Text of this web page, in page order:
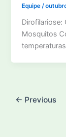
Equipe/
Dirofilariose:
Mosquitos
← Previous